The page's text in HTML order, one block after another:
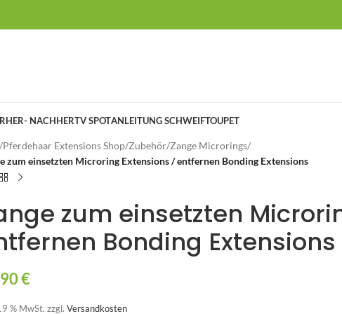
NACHHERTV SPOTANLEITUNG SCHWEIFTOUPET
/Pferdehaar Extensions Shop/Zubehör/Zange Microrings/
zum einsetzten Microring Extensions / entfernen Bonding Extensions
zum einsetzten
Bonding Extensions
€
% MwSt. zzgl.Versandkosten